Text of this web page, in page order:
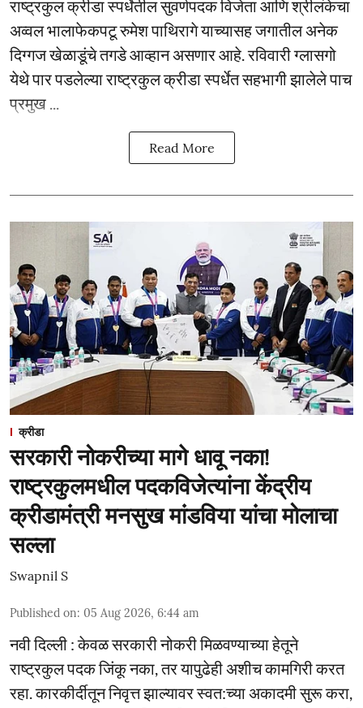
राष्ट्रकुल क्रीडा स्पर्धेतील सुवर्णपदक विजेता आणि श्रीलंकेचा
अव्वल भालाफेकपटू रुमेश पाथिरागे याच्यासह जगातील अनेक
दिग्गज खेळाडूंचे तगडे आव्हान असणार आहे. रविवारी ग्लासगो
येथे पार पडलेल्या राष्ट्रकुल क्रीडा स्पर्धेत सहभागी झालेले पाच
प्रमुख ...
Read More
क्रीडा
सरकारी नोकरीच्या मागे धावू नका!
राष्ट्रकुलमधील पदकविजेत्यांना केंद्रीय
क्रीडामंत्री मनसुख मांडविया यांचा मोलाचा
सल्ला
Swapnil S
Published on: 05 Aug 2026, 6:44 am
नवी दिल्ली : केवळ सरकारी नोकरी मिळवण्याच्या हेतूने
राष्ट्रकुल पदक जिंकू नका, तर यापुढेही अशीच कामगिरी करत
रहा. कारकीर्दीतून निवृत्त झाल्यावर स्वत:च्या अकादमी सुरू करा,